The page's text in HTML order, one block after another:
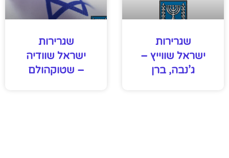
שגרירות
ישראל שווייץ –
ג’נבה, ברן
שגרירות
ישראל שוודיה
– שטוקהולם